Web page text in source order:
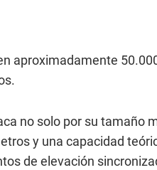
aproximadamente
no solo por su tamaño
y una capacidad
de elevación